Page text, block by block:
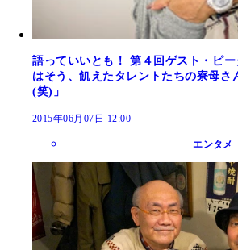
語っていいとも！ 第４回ゲスト・ピ
はそう、飢えたタレントたちの寮母さ
(笑)」
2015年06月07日 12:00
エンタメ